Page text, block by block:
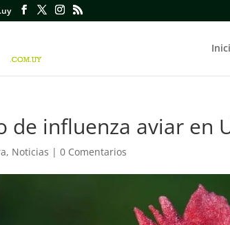
de influenza aviar en
, Noticias |0 Comentarios